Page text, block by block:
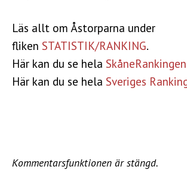
Läs allt om Åstorparna under
fliken STATISTIK/RANKING.
Här kan du se hela SkåneRankingen
Här kan du se hela Sveriges
Kommentarsfunktionen är stängd.